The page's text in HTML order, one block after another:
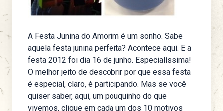
A Festa Junina do Amorim é um sonho. Sabe
aquela festa junina perfeita? Acontece aqui. E a
festa 2012 foi dia 16 de junho. Especialíssima!
O melhor jeito de descobrir por que essa festa
é especial, claro, é participando. Mas se você
quiser saber, aqui, um pouquinho do que
vivemos, clique em cada um dos 10 motivos